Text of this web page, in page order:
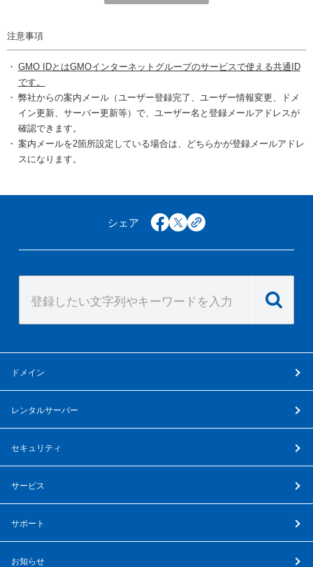
注意事項
GMO IDとはGMOインターネットグループのサービスで使える共通ID
です。
弊社からの案内メール（ユーザー登録完了、ユーザー情報変更、ドメ
イン更新、サーバー更新等）で、ユーザー名と登録メールアドレスが
確認できます。
案内メールを2箇所設定している場合は、どちらかが登録メールアドレ
スになります。
シェア facebook
x copy
ドメイン
レンタルサーバー
セキュリティ
サービス
サポート
お知らせ